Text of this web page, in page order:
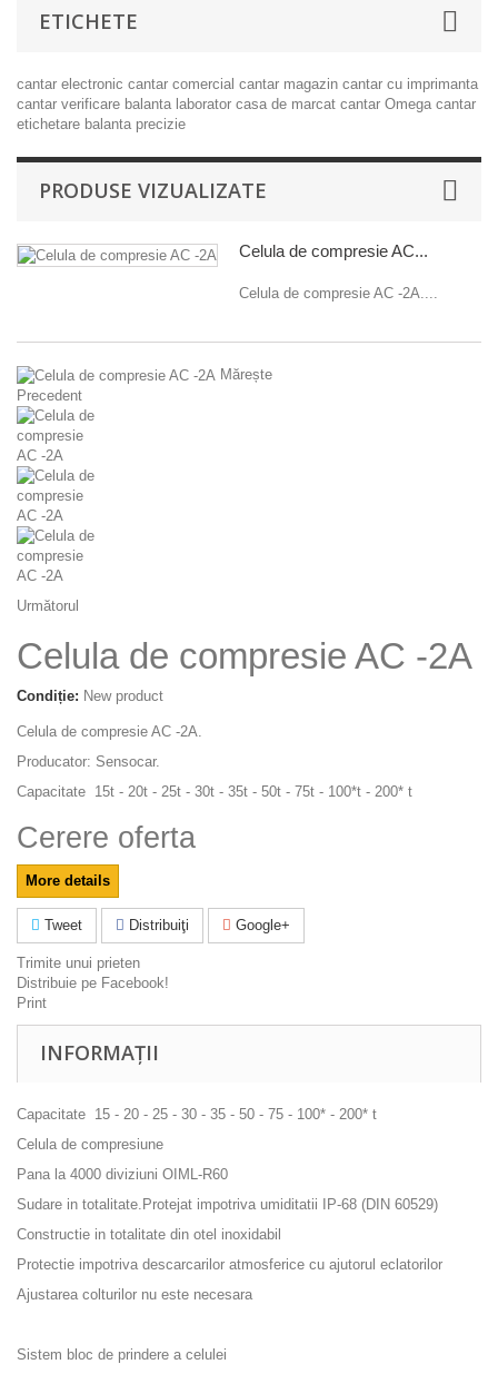
ETICHETE
cantar electronic cantar comercial cantar magazin cantar cu imprimanta
cantar verificare balanta laborator casa de marcat cantar Omega cantar
etichetare balanta precizie
PRODUSE VIZUALIZATE
Celula de compresie AC...
Celula de compresie AC -2A....
Mărește
Precedent
Următorul
Celula de compresie AC -2A
Condiție: New product
Celula de compresie AC -2A.
Producator: Sensocar.
Capacitate 15t - 20t - 25t - 30t - 35t - 50t - 75t - 100*t - 200* t
Cerere oferta
More details
Tweet Distribuiţi Google+
Trimite unui prieten
Distribuie pe Facebook!
Print
INFORMAȚII
Capacitate 15 - 20 - 25 - 30 - 35 - 50 - 75 - 100* - 200* t
Celula de compresiune
Pana la 4000 diviziuni OIML-R60
Sudare in totalitate.Protejat impotriva umiditatii IP-68 (DIN 60529)
Constructie in totalitate din otel inoxidabil
Protectie impotriva descarcarilor atmosferice cu ajutorul eclatorilor
Ajustarea colturilor nu este necesara
Sistem bloc de prindere a celulei